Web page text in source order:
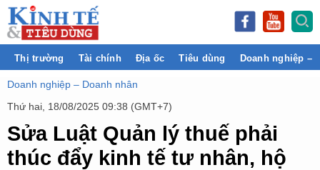
Thị trường Tài chính Địa ốc Tiêu dùng Doanh nghiệp –
Doanh nghiệp – Doanh nhân
Thứ hai, 18/08/2025 09:38 (GMT+7)
Sửa Luật Quản lý thuế phải
thúc đẩy kinh tế tư nhân, hộ